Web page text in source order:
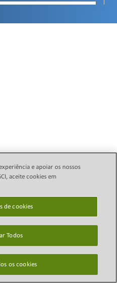
política de Privacidade
Definições de cookies
e apoiar os nossos
aceite cookies em
de cookies
Todos
os cookies